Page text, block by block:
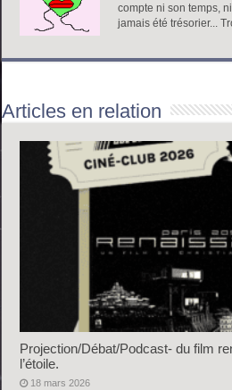
compte ni son temps,
jamais été trésorier...
Articles en relation
Projection/Débat/Podcast- du film
l’étoile.
18 mars 2026